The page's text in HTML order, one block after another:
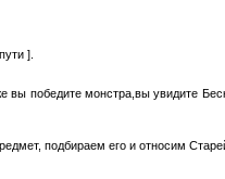
].
вы победите монстра,вы увидите
подбираем его и относим